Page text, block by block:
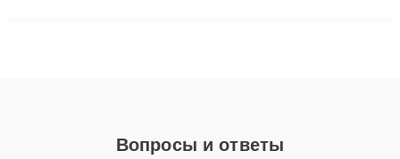
Вопросы и ответы